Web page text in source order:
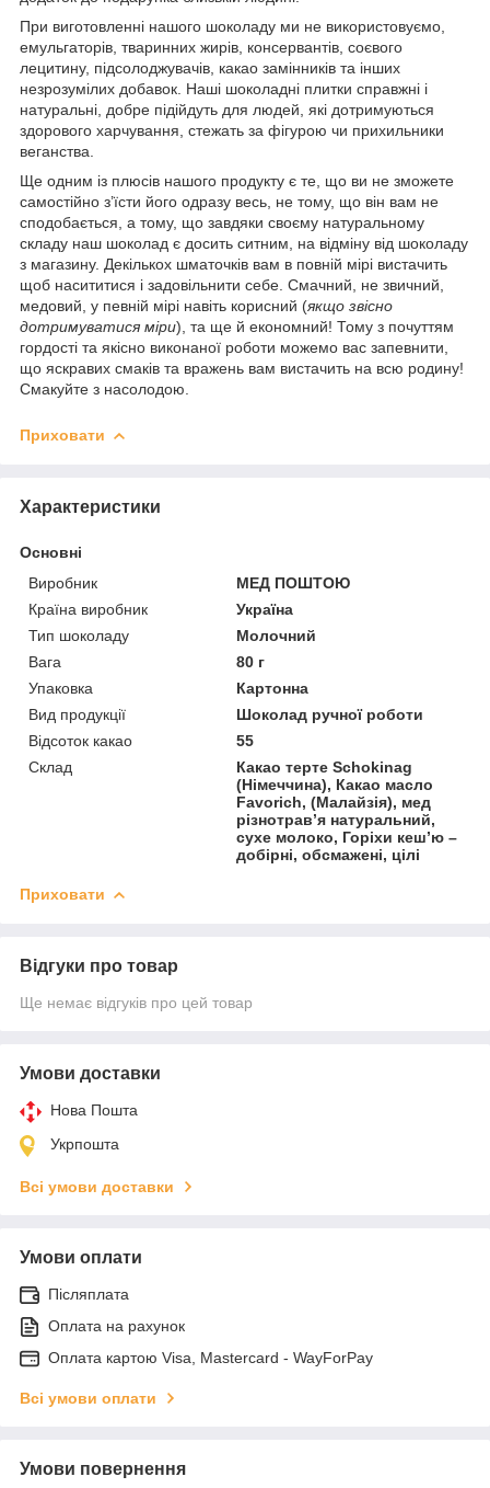
При виготовленні нашого шоколаду ми не використовуємо,
емульгаторів, тваринних жирів, консервантів, соєвого
лецитину, підсолоджувачів, какао замінників та інших
незрозумілих добавок. Наші шоколадні плитки справжні і
натуральні, добре підійдуть для людей, які дотримуються
здорового харчування, стежать за фігурою чи прихильники
веганства.
Ще одним із плюсів нашого продукту є те, що ви не зможете
самостійно з’їсти його одразу весь, не тому, що він вам не
сподобається, а тому, що завдяки своєму натуральному
складу наш шоколад є досить ситним, на відміну від шоколаду
з магазину. Декількох шматочків вам в повній мірі вистачить
щоб насититися і задовільнити себе. Смачний, не звичний,
медовий, у певній мірі навіть корисний (якщо звісно
дотримуватися міри), та ще й економний! Тому з почуттям
гордості та якісно виконаної роботи можемо вас запевнити,
що яскравих смаків та вражень вам вистачить на всю родину!
Смакуйте з насолодою.
Приховати
Характеристики
Основні
Виробник
МЕД ПОШТОЮ
Країна виробник
Україна
Тип шоколаду
Молочний
Вага
80 г
Упаковка
Картонна
Вид продукції
Шоколад ручної роботи
Відсоток какао
55
Склад
Какао терте Schokinag
(Німеччина), Какао масло
Favorich, (Малайзія), мед
різнотрав’я натуральний,
сухе молоко, Горіхи кеш’ю –
добірні, обсмажені, цілі
Приховати
Відгуки про товар
Ще немає відгуків про цей товар
Умови доставки
Нова Пошта
Укрпошта
Всі умови доставки
Умови оплати
Післяплата
Оплата на рахунок
Оплата картою Visa, Mastercard - WayForPay
Всі умови оплати
Умови повернення